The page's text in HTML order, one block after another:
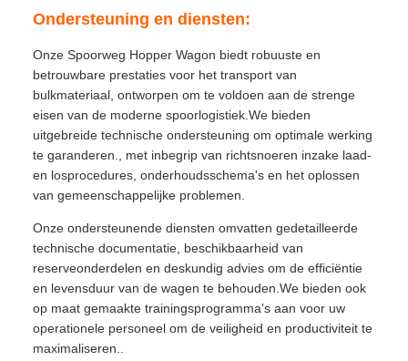
Ondersteuning en diensten:
Onze Spoorweg Hopper Wagon biedt robuuste en
betrouwbare prestaties voor het transport van
bulkmateriaal, ontworpen om te voldoen aan de strenge
eisen van de moderne spoorlogistiek.We bieden
uitgebreide technische ondersteuning om optimale werking
te garanderen., met inbegrip van richtsnoeren inzake laad-
en losprocedures, onderhoudsschema's en het oplossen
van gemeenschappelijke problemen.
Onze ondersteunende diensten omvatten gedetailleerde
technische documentatie, beschikbaarheid van
reserveonderdelen en deskundig advies om de efficiëntie
en levensduur van de wagen te behouden.We bieden ook
op maat gemaakte trainingsprogramma's aan voor uw
operationele personeel om de veiligheid en productiviteit te
maximaliseren..